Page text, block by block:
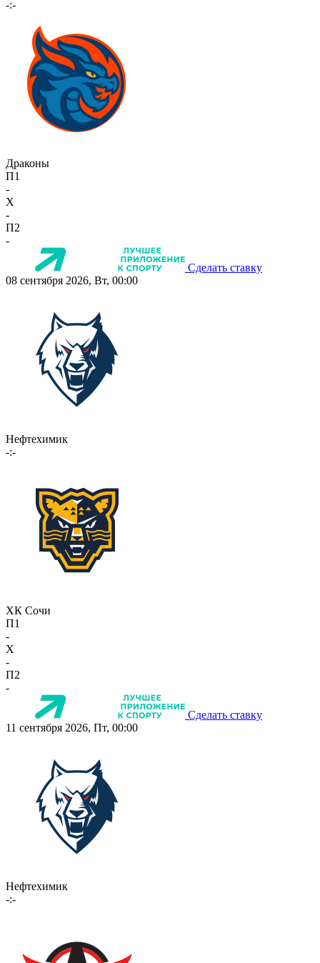
-:-
Драконы
П1
-
X
-
П2
-
Сделать ставку
08 сентября 2026, Вт, 00:00
Нефтехимик
-:-
ХК Сочи
П1
-
X
-
П2
-
Сделать ставку
11 сентября 2026, Пт, 00:00
Нефтехимик
-:-